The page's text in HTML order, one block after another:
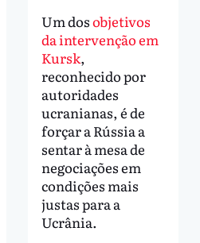
Um dosobjetivos
da intervenção em
Kursk,
reconhecido por
autoridades
ucranianas, é de
forçar a Rússia a
sentar à mesa de
negociações em
condições mais
justas para a
Ucrânia.